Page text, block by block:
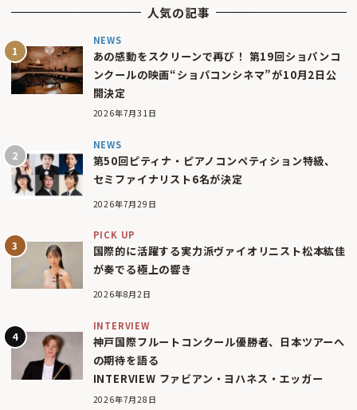
人気の記事
NEWS
あの感動をスクリーンで再び！ 第19回ショパンコ
ンクールの映画“ショパコンシネマ”が10月2日公
開決定
2026年7月31日
NEWS
第50回ピティナ・ピアノコンペティション特級、
セミファイナリスト6名が決定
2026年7月29日
PICK UP
国際的に活躍する実力派ヴァイオリニスト松本紘佳
が奏でる極上の響き
2026年8月2日
INTERVIEW
神戸国際フルートコンクール優勝者、日本ツアーへ
の期待を語る
INTERVIEW ファビアン・ヨハネス・エッガー
2026年7月28日